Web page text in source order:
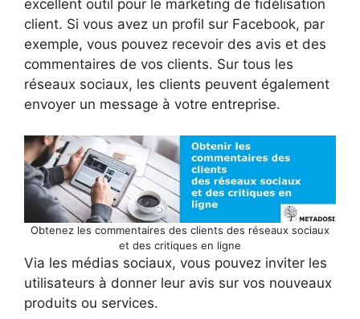
excellent outil pour le marketing de fidélisation
client. Si vous avez un profil sur Facebook, par
exemple, vous pouvez recevoir des avis et des
commentaires de vos clients. Sur tous les
réseaux sociaux, les clients peuvent également
envoyer un message à votre entreprise.
Obtenez les commentaires des clients des réseaux sociaux
et des critiques en ligne
Via les médias sociaux, vous pouvez inviter les
utilisateurs à donner leur avis sur vos nouveaux
produits ou services.